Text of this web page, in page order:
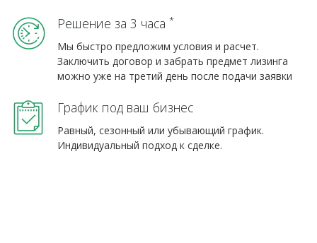
Решение за 3 часа *
Мы быстро предложим условия и расчет.
Заключить договор и забрать предмет лизинга
можно уже на третий день после подачи заявки
График под ваш бизнес
Равный, сезонный или убывающий график.
Индивидуальный подход к сделке.